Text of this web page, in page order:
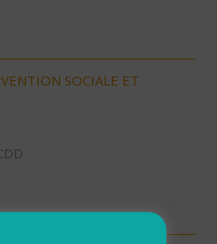
SOCIALE ET